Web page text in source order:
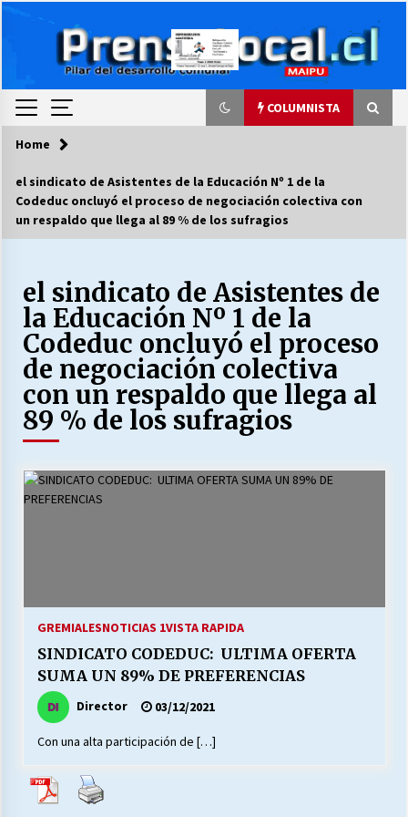
COLUMNISTA
COLUMNISTA
Ya se ordenaron las cuentas de luz… ¿Y
cuándo van a bajar?
LA DC POR SIEMPRE.RECORDANDO 69 AÑOS DE
HISTORIA
28/07/2026
“ORGULLOSOS DE SER DC” SALUDA EL
CUMPLEAÑOS 69
27/07/2026
LABORAL:
¿Qué habrían dicho?
23/06/2026
VOLVER A SER ALTERNATIVA
Home
el sindicato de Asistentes de la Educación Nº 1 de la
Codeduc oncluyó el proceso de negociación colectiva con
un respaldo que llega al 89 % de los sufragios
el sindicato de Asistentes de
la Educación Nº 1 de la
Codeduc oncluyó el proceso
de negociación colectiva
con un respaldo que llega al
89 % de los sufragios
GREMIALESNOTICIAS 1VISTA RAPIDA
SINDICATO CODEDUC: ULTIMA OFERTA
SUMA UN 89% DE PREFERENCIAS
Director 03/12/2021
Con una alta participación de […]